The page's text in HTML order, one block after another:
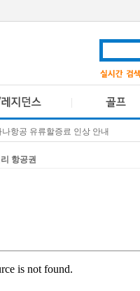
항공 유류할증료 인상 안내
항공권